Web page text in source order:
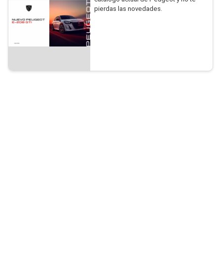
pierdas las novedades.